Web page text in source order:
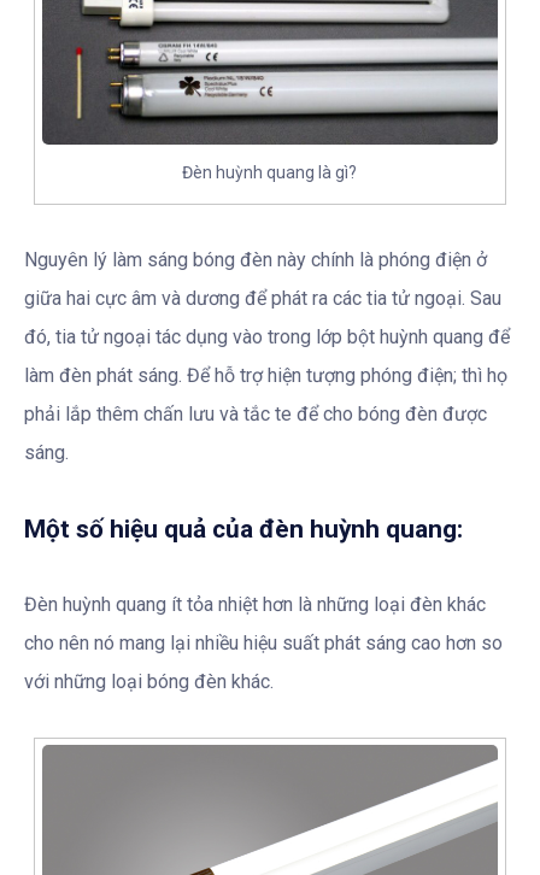
Đèn huỳnh quang là gì?
Nguyên lý làm sáng bóng đèn này chính là phóng điện ở
giữa hai cực âm và dương để phát ra các tia tử ngoại. Sau
đó, tia tử ngoại tác dụng vào trong lớp bột huỳnh quang để
làm đèn phát sáng. Để hỗ trợ hiện tượng phóng điện; thì họ
phải lắp thêm chấn lưu và tắc te để cho bóng đèn được
sáng.
Một số hiệu quả của đèn huỳnh quang:
Đèn huỳnh quang ít tỏa nhiệt hơn là những loại đèn khác
cho nên nó mang lại nhiều hiệu suất phát sáng cao hơn so
với những loại bóng đèn khác.